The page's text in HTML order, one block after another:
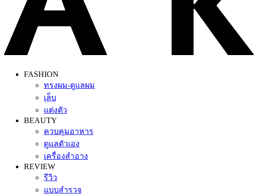
FASHION
ทรงผม-ดูแลผม
เล็บ
แต่งตัว
BEAUTY
ควบคุมอาหาร
ดูแลตัวเอง
เครื่องสำอาง
REVIEW
รีวิว
แบบสำรวจ